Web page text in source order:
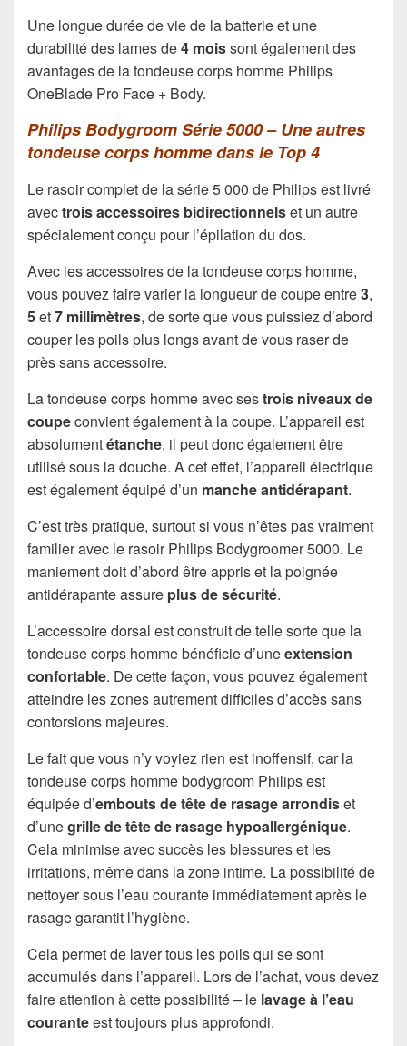
Une longue durée de vie de la batterie et une
durabilité des lames de4 moissont également des
avantages de la tondeuse corps homme Philips
OneBlade Pro Face + Body.
Philips Bodygroom Série 5000 – Une autres
tondeuse corps homme dans le Top 4
Le rasoir complet de la série 5 000 de Philips est livré
avectrois accessoires bidirectionnelset un autre
spécialement conçu pour l’épilation du dos.
Avec les accessoires de la tondeuse corps homme,
vous pouvez faire varier la longueur de coupe entre3,
5et7 millimètres, de sorte que vous puissiez d’abord
couper les poils plus longs avant de vous raser de
près sans accessoire.
La tondeuse corps homme avec sestrois niveaux de
coupeconvient également à la coupe. L’appareil est
absolumentétanche, il peut donc également être
utilisé sous la douche. A cet effet, l’appareil électrique
est également équipé d’un manche antidérapant.
C’est très pratique, surtout si vous n’êtes pas vraiment
familier avec le rasoir Philips Bodygroomer 5000. Le
maniement doit d’abord être appris et la poignée
antidérapante assure plus de sécurité.
L’accessoire dorsal est construit de telle sorte que la
tondeuse corps homme bénéficie d’uneextension
confortable. De cette façon, vous pouvez également
atteindre les zones autrement difficiles d’accès sans
contorsions majeures.
Le fait que vous n’y voyiez rien est inoffensif, car la
tondeuse corps homme bodygroom Philips est
équipée d’embouts de tête de rasage arrondiset
d’unegrille de tête de rasage hypoallergénique.
Cela minimise avec succès les blessures et les
irritations, même dans la zone intime. La possibilité de
nettoyer sous l’eau courante immédiatement après le
rasage garantit l’hygiène.
Cela permet de laver tous les poils qui se sont
accumulés dans l’appareil. Lors de l’achat, vous devez
faire attention à cette possibilité – le lavage à l’eau
couranteest toujours plus approfondi.